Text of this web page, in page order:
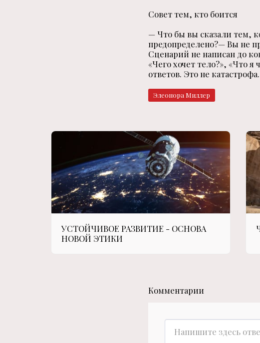
Совет тем, кто боится
— Что бы вы сказали тем,
предопределено?— Вы не
Сценарий не написан до
«Чего хочет тело?», «Что я
ответов. Это не
Элеонора Миллер
УСТОЙЧИВОЕ РАЗВИТИЕ - ОСНОВА
НОВОЙ ЭТИКИ
Комментарии